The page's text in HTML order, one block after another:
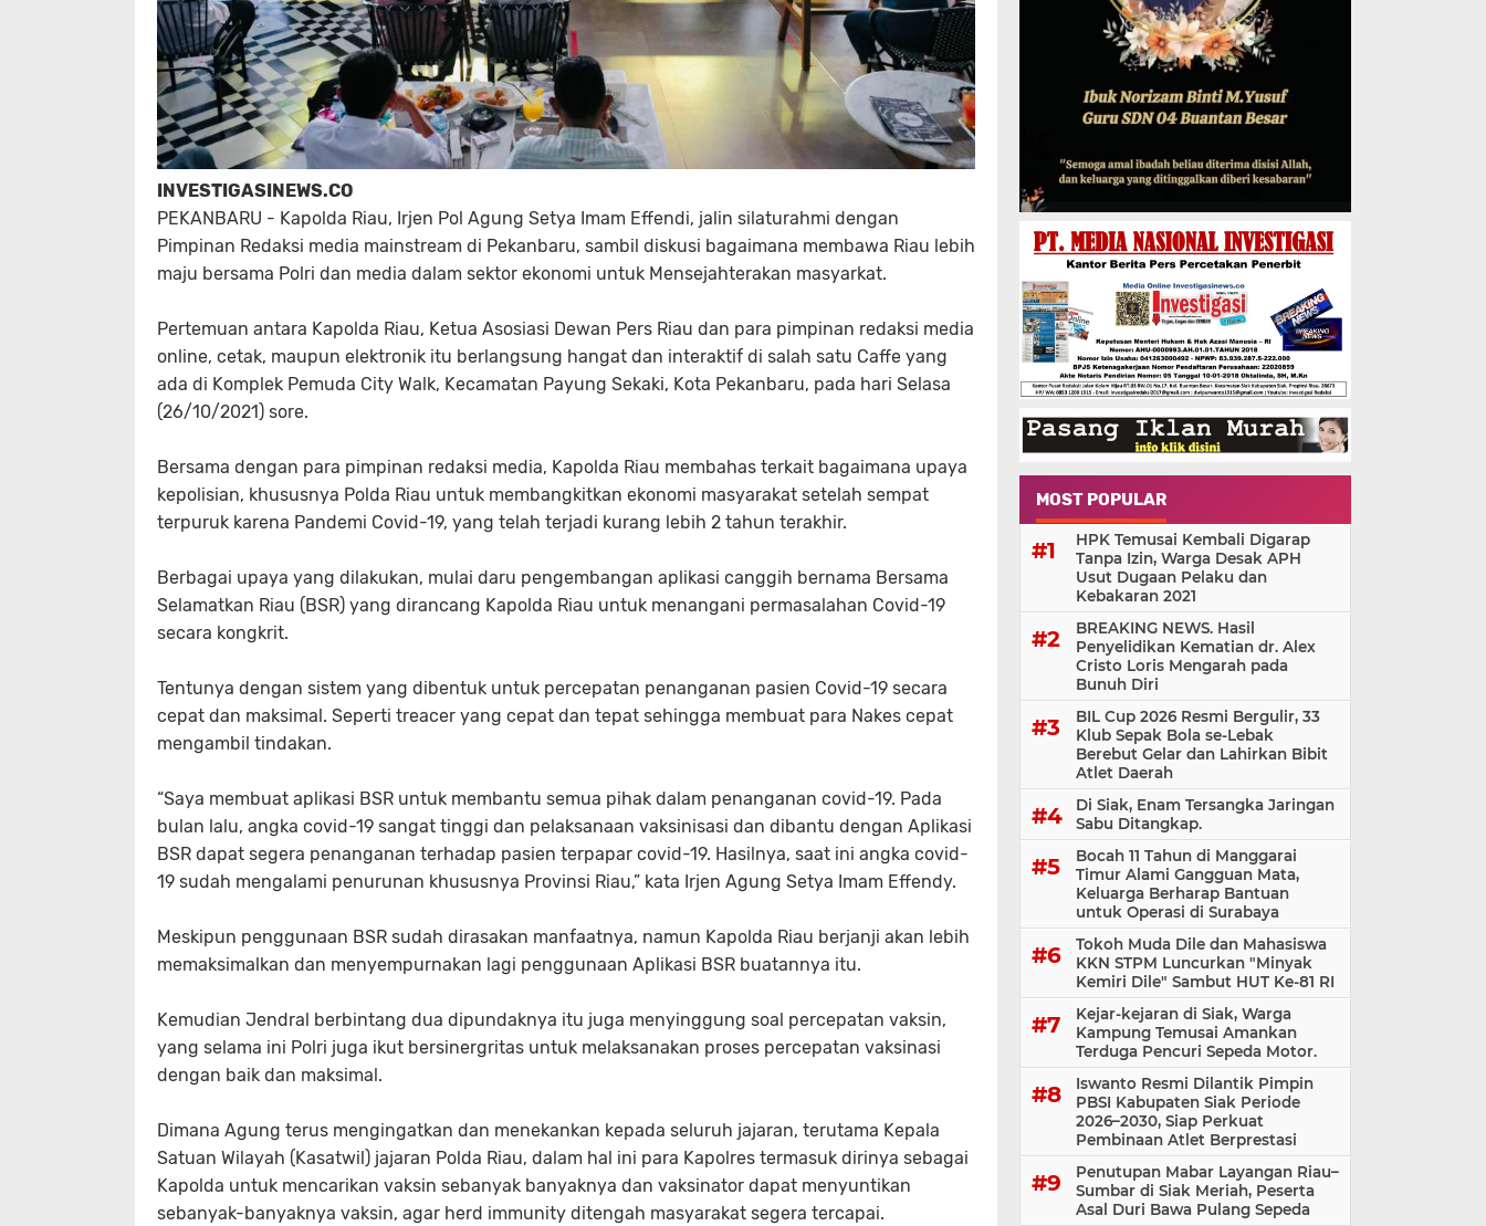
INVESTIGASINEWS.CO
PEKANBARU - Kapolda Riau, Irjen Pol Agung Setya Imam Effendi, jalin silaturahmi dengan
Pimpinan Redaksi media mainstream di Pekanbaru, sambil diskusi bagaimana membawa Riau lebih
maju bersama Polri dan media dalam sektor ekonomi untuk Mensejahterakan masyarkat.
Pertemuan antara Kapolda Riau, Ketua Asosiasi Dewan Pers Riau dan para pimpinan redaksi media
online, cetak, maupun elektronik itu berlangsung hangat dan interaktif di salah satu Caffe yang
ada di Komplek Pemuda City Walk, Kecamatan Payung Sekaki, Kota Pekanbaru, pada hari Selasa
(26/10/2021) sore.
Bersama dengan para pimpinan redaksi media, Kapolda Riau membahas terkait bagaimana upaya
kepolisian, khususnya Polda Riau untuk membangkitkan ekonomi masyarakat setelah sempat
terpuruk karena Pandemi Covid-19, yang telah terjadi kurang lebih 2 tahun terakhir.
Berbagai upaya yang dilakukan, mulai daru pengembangan aplikasi canggih bernama Bersama
Selamatkan Riau (BSR) yang dirancang Kapolda Riau untuk menangani permasalahan Covid-19
secara kongkrit.
Tentunya dengan sistem yang dibentuk untuk percepatan penanganan pasien Covid-19 secara
cepat dan maksimal. Seperti treacer yang cepat dan tepat sehingga membuat para Nakes cepat
mengambil tindakan.
“Saya membuat aplikasi BSR untuk membantu semua pihak dalam penanganan covid-19. Pada
bulan lalu, angka covid-19 sangat tinggi dan pelaksanaan vaksinisasi dan dibantu dengan Aplikasi
BSR dapat segera penanganan terhadap pasien terpapar covid-19. Hasilnya, saat ini angka covid-
19 sudah mengalami penurunan khususnya Provinsi Riau,” kata Irjen Agung Setya Imam Effendy.
Meskipun penggunaan BSR sudah dirasakan manfaatnya, namun Kapolda Riau berjanji akan lebih
memaksimalkan dan menyempurnakan lagi penggunaan Aplikasi BSR buatannya itu.
Kemudian Jendral berbintang dua dipundaknya itu juga menyinggung soal percepatan vaksin,
yang selama ini Polri juga ikut bersinergritas untuk melaksanakan proses percepatan vaksinasi
dengan baik dan maksimal.
Dimana Agung terus mengingatkan dan menekankan kepada seluruh jajaran, terutama Kepala
Satuan Wilayah (Kasatwil) jajaran Polda Riau, dalam hal ini para Kapolres termasuk dirinya sebagai
Kapolda untuk mencarikan vaksin sebanyak banyaknya dan vaksinator dapat menyuntikan
sebanyak-banyaknya vaksin, agar herd immunity ditengah masyarakat segera tercapai.
MOST POPULAR
HPK Temusai Kembali Digarap
Tanpa Izin, Warga Desak APH
Usut Dugaan Pelaku dan
Kebakaran 2021
BREAKING NEWS. Hasil
Penyelidikan Kematian dr. Alex
Cristo Loris Mengarah pada
Bunuh Diri
BIL Cup 2026 Resmi Bergulir, 33
Klub Sepak Bola se-Lebak
Berebut Gelar dan Lahirkan Bibit
Atlet Daerah
Di Siak, Enam Tersangka Jaringan
Sabu Ditangkap.
Bocah 11 Tahun di Manggarai
Timur Alami Gangguan Mata,
Keluarga Berharap Bantuan
untuk Operasi di Surabaya
Tokoh Muda Dile dan Mahasiswa
KKN STPM Luncurkan "Minyak
Kemiri Dile" Sambut HUT Ke-81 RI
Kejar-kejaran di Siak, Warga
Kampung Temusai Amankan
Terduga Pencuri Sepeda Motor.
Iswanto Resmi Dilantik Pimpin
PBSI Kabupaten Siak Periode
2026–2030, Siap Perkuat
Pembinaan Atlet Berprestasi
Penutupan Mabar Layangan Riau–
Sumbar di Siak Meriah, Peserta
Asal Duri Bawa Pulang Sepeda